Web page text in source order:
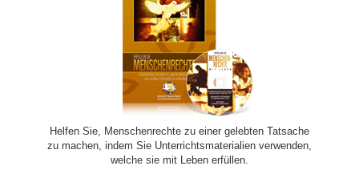
Helfen Sie, Menschenrechte zu einer gelebten Tatsache
zu machen, indem Sie Unterrichtsmaterialien verwenden,
welche sie mit Leben erfüllen.